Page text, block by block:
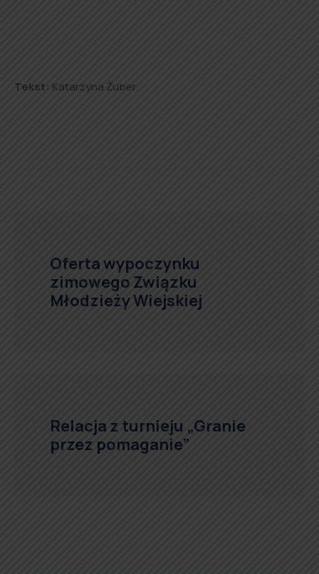
Tekst: Katarzyna Żuber.
Oferta wypoczynku
zimowego Związku
Młodzieży Wiejskiej
Relacja z turnieju „Granie
przez pomaganie”